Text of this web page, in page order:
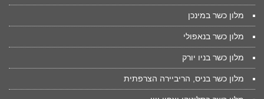
מלון כשר במינכן
מלון כשר בנאפולי
מלון כשר בניו יורק
מלון כשר בניס, הריביירה הצרפתית